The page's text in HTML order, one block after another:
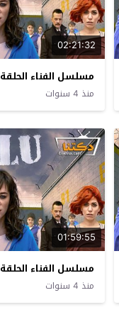
02:21:32
مسلسل الفناء الحلقة 7 مترجم للعربية
منذ 4 سنوات
01:59:55
مسلسل الفناء الحلقة 3 مترجم للعربية
منذ 4 سنوات